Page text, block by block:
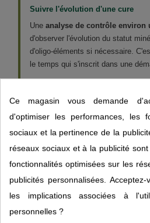
Suivre l'évolution d'une cure
Une analyse de contrôle environ
d'observer l'évolution du statut
d'oligo-éléments si nécessaire.
le temps qui s'inscrit dans une
Comment se déroule
De la commande du kit à la
personnalisé, la démarche se
simples.
1. Commande et réception du kit
Dès validation de votre
Ce magasin vous demande
d'optimiser les performances, les
sociaux et la pertinence de la
réseaux sociaux et à la publicité
fonctionnalités optimisées sur les
publicités personnalisées.
les implications associées à
personnelles ?